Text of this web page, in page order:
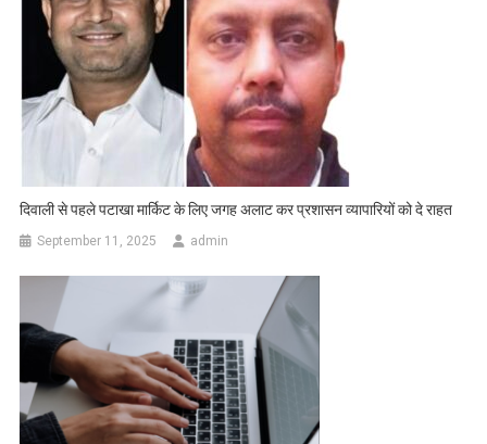
दिवाली से पहले पटाखा मार्किट के लिए जगह अलाट कर प्रशासन व्यापारियों को दे राहत
September 11, 2025 admin